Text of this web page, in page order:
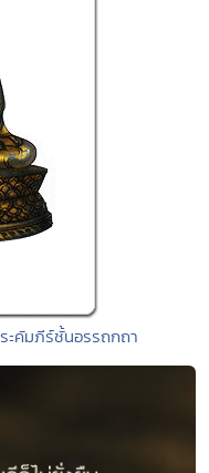
ะคัมภีร์ชั้นอรรถกถา